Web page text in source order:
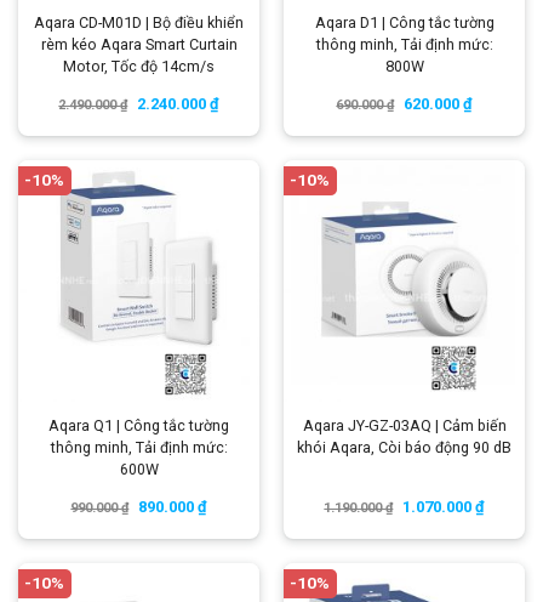
Aqara CD-M01D | Bộ điều khiển
rèm kéo Aqara Smart Curtain
Motor, Tốc độ 14cm/s
2.490.000₫ 2.240.000 ₫
Aqara D1 | Công tắc tường
thông minh, Tải định mức:
800W
690.000₫ 620.000 ₫
-10%
Aqara Q1 | Công tắc tường
thông minh, Tải định mức:
600W
990.000₫ 890.000 ₫
-10%
Aqara JY-GZ-03AQ | Cảm biến
khói Aqara, Còi báo động 90 dB
1.190.000₫ 1.070.000 ₫
-10% -10%